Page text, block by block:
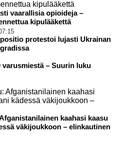
vaarallisia opioideja –
kipulääkettä
protestoi lujasti Ukrainan
– Suurin luku
kaahasi kaasu
väkijoukkoon – elinkautinen